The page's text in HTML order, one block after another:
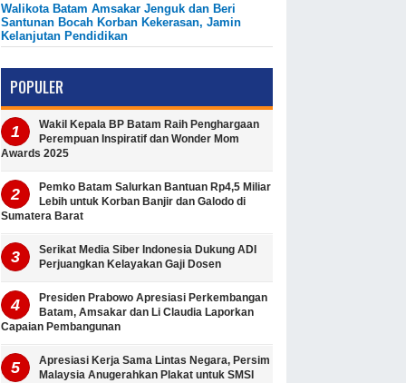
Walikota Batam Amsakar Jenguk dan Beri
Santunan Bocah Korban Kekerasan, Jamin
Kelanjutan Pendidikan
POPULER
Wakil Kepala BP Batam Raih Penghargaan
Perempuan Inspiratif dan Wonder Mom
Awards 2025
Pemko Batam Salurkan Bantuan Rp4,5 Miliar
Lebih untuk Korban Banjir dan Galodo di
Sumatera Barat
Serikat Media Siber Indonesia Dukung ADI
Perjuangkan Kelayakan Gaji Dosen
Presiden Prabowo Apresiasi Perkembangan
Batam, Amsakar dan Li Claudia Laporkan
Capaian Pembangunan
Apresiasi Kerja Sama Lintas Negara, Persim
Malaysia Anugerahkan Plakat untuk SMSI